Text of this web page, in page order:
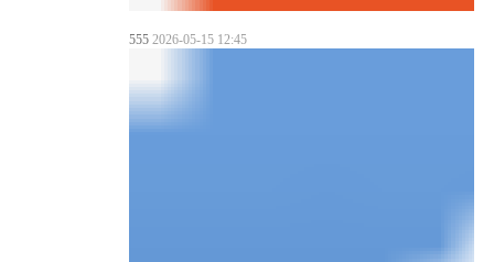
5552026-05-15 12:45